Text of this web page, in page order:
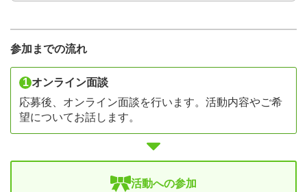
参加までの流れ
1 オンライン面談
応募後、オンライン面談を行います。活動内容やご希
望についてお話します。
活動への参加